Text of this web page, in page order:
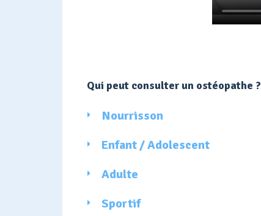
Qui peut consulter un ostéopathe ?
Nourrisson
Enfant / Adolescent
Adulte
Sportif